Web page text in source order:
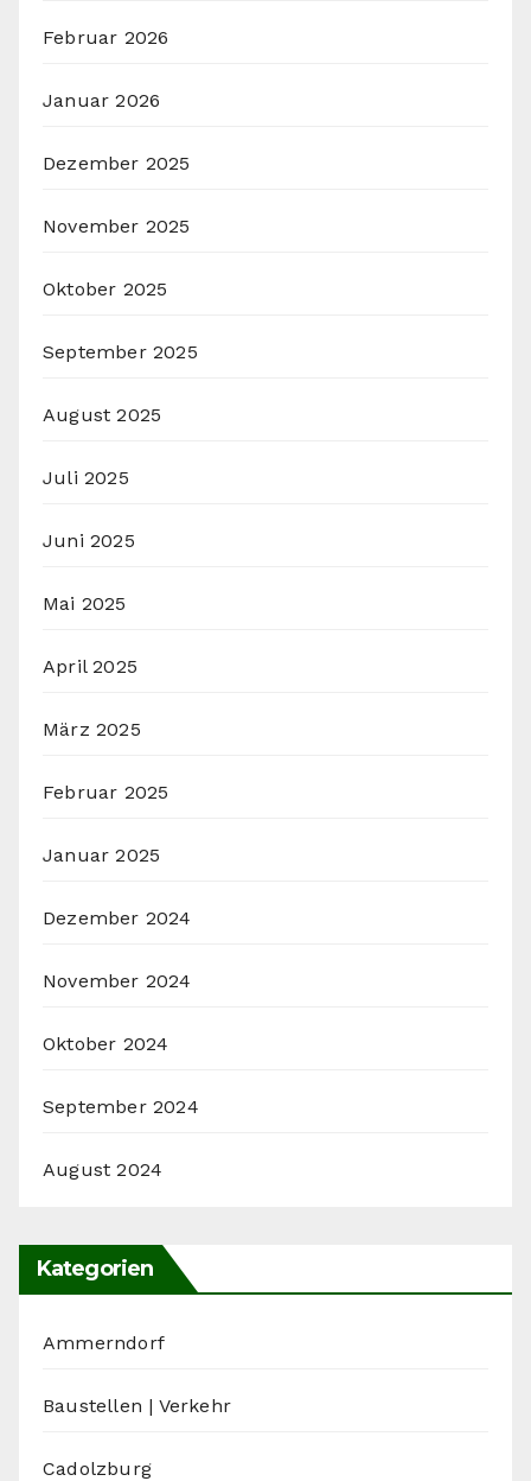
Februar 2026
Januar 2026
Dezember 2025
November 2025
Oktober 2025
September 2025
August 2025
Juli 2025
Juni 2025
Mai 2025
April 2025
März 2025
Februar 2025
Januar 2025
Dezember 2024
November 2024
Oktober 2024
September 2024
August 2024
Kategorien
Ammerndorf
Baustellen | Verkehr
Cadolzburg